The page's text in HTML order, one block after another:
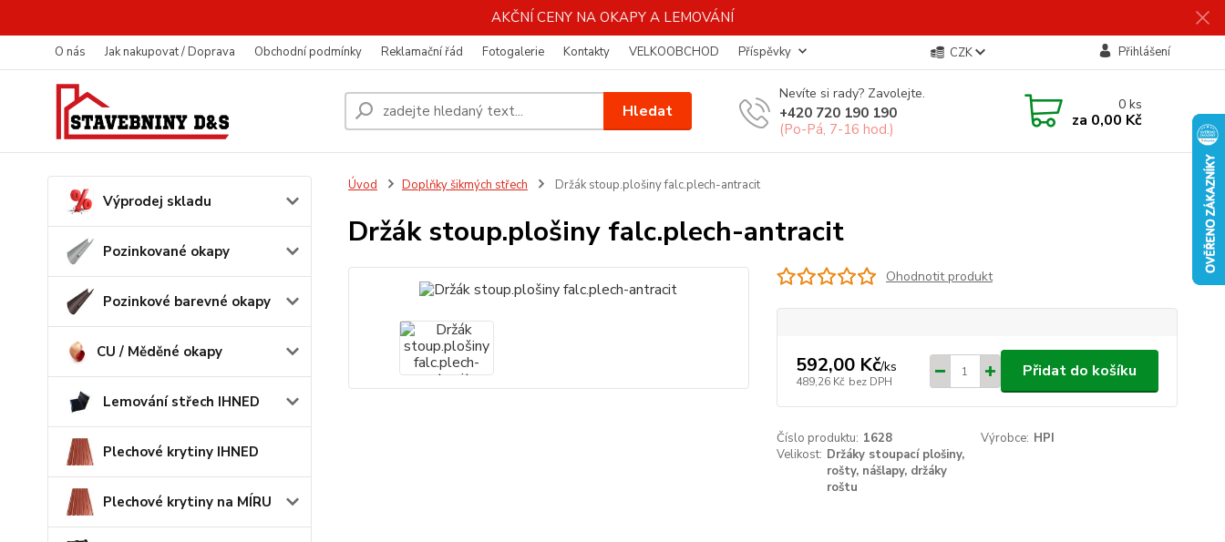
AKČNÍ CENY NA OKAPY A LEMOVÁNÍ
O nás Jak nakupovat / Doprava Obchodní podmínky Reklamační řád Fotogalerie Kontakty VELKOOBCHOD Příspěvky CZK Přihlášení
Hledat
Nevíte si rady? Zavolejte.
+420 720 190 190
(Po-Pá, 7-16 hod.)
0ks
za 0,00 Kč
Výprodej skladu
Pozinkované okapy
Pozinkové barevné okapy
CU / Měděné okapy
Lemování střech IHNED
Plechové krytiny IHNED
Plechové krytiny na MÍRU
Úvod Doplňky šikmých střech Držák stoup.plošiny falc.plech-antracit
Držák stoup.plošiny falc.plech-antracit
Ohodnotit produkt
592,00 Kč/ks
489,26 Kč bez DPH
Přidat do košíku
Číslo produktu: 1628 Výrobce: HPI
Velikost: Držáky stoupací plošiny,
rošty, nášlapy, držáky
roštu